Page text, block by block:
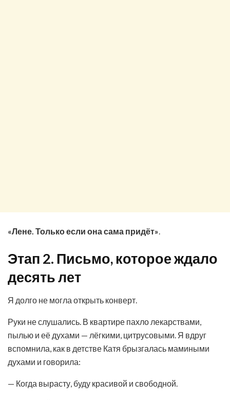
«Лене. Только если она сама придёт»
Этап 2. Письмо, которое ждало
десять лет
Я долго не могла открыть конверт.
Руки не слушались. В квартире пахло лекарствами,
пылью и её духами — лёгкими, цитрусовыми. Я вдруг
вспомнила, как в детстве Катя брызгалась мамиными
духами и говорила:
— Когда вырасту, буду красивой и свободной.